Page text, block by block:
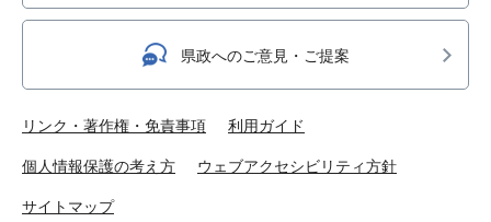
県政へのご意見・ご提案
リンク・著作権・免責事項 利用ガイド
個人情報保護の考え方 ウェブアクセシビリティ方針
サイトマップ